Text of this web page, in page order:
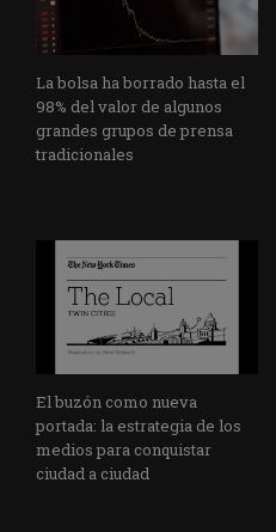
La bolsa ha borrado hasta el
98% del valor de algunos
grandes grupos de prensa
tradicionales
El buzón como nueva
portada: la estrategia de los
medios para conquistar
ciudad a ciudad